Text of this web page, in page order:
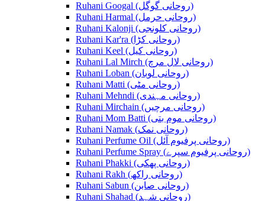
Ruhani Googal (روحانی گوگل)
Ruhani Harmal (روحانی حرمل)
Ruhani Kalonji (روحانی کلونجی)
Ruhani Kar'ra (روحانی کڑا)
Ruhani Keel (روحانی کیل)
Ruhani Lal Mirch (روحانی لال مرچ)
Ruhani Loban (روحانی لوبان)
Ruhani Matti (روحانی مٹی)
Ruhani Mehndi (روحانی مہندی)
Ruhani Mirchain (روحانی مرچیں)
Ruhani Mom Batti (روحانی موم بتی)
Ruhani Namak (روحانی نمک)
Ruhani Perfume Oil (روحانی پرفیوم آئل)
Ruhani Perfume Spray (روحانی پرفیوم سپرے)
Ruhani Phakki (روحانی پھکی)
Ruhani Rakh (روحانی راکھ)
Ruhani Sabun (روحانی صابن)
Ruhani Shahad (روحانی شہد)